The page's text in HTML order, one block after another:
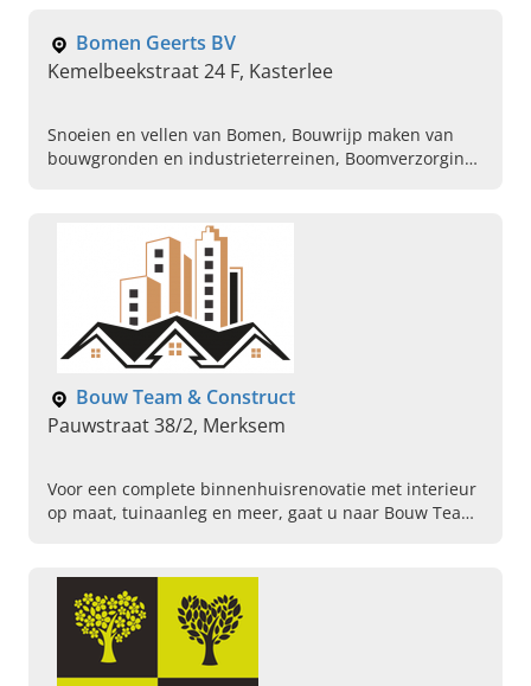
Bomen Geerts BV
Kemelbeekstraat 24 F, Kasterlee
Snoeien en vellen van Bomen, Bouwrijp maken van
bouwgronden en industrieterreinen, Boomverzorging,
heggen, Hoogwerken, Sierbestrating,
Beplantingswerken
Bouw Team & Construct
Pauwstraat 38/2, Merksem
Voor een complete binnenhuisrenovatie met interieur
op maat, tuinaanleg en meer, gaat u naar Bouw Team